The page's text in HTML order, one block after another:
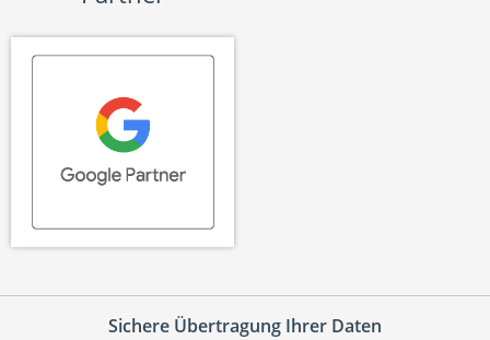
Sichere Übertragung Ihrer Daten